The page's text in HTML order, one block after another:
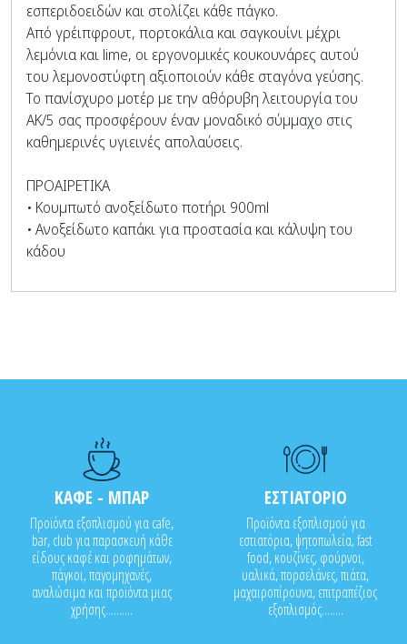
εσπεριδοειδών και στολίζει κάθε πάγκο.
Από γρέιπφρουτ, πορτοκάλια και σαγκουίνι μέχρι
λεμόνια και lime, οι εργονομικές κουκουνάρες αυτού
του λεμονοστύφτη αξιοποιούν κάθε σταγόνα γεύσης.
Το πανίσχυρο μοτέρ με την αθόρυβη λειτουργία του
AK/5 σας προσφέρουν έναν μοναδικό σύμμαχο στις
καθημερινές υγιεινές απολαύσεις.
ΠΡΟΑΙΡΕΤΙΚΑ
• Κουμπωτό ανοξείδωτο ποτήρι 900ml
• Ανοξείδωτο καπάκι για προστασία και κάλυψη του
κάδου
ΚΑΦΕ - ΜΠΑΡ
Προϊόντα εξοπλισμού για cafe,
bar, club για παρασκευή κάθε
είδους καφέ και ροφημάτων,
πάγκοι, παγομηχανές,
αναλώσιμα και προϊόντα μιας
χρήσης..........
ΕΣΤΙΑΤΟΡΙΟ
Προϊόντα εξοπλισμού για
εστιατόρια, ψητοπωλεία, fast
food, κουζίνες, φούρνοι,
υαλικά, πορσελάνες, πιάτα,
μαχαιροπίρουνα, επιτραπέζιος
εξοπλισμός........